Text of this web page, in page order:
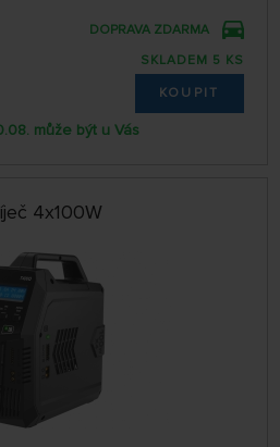
DOPRAVA ZDARMA
SKLADEM 5 KS
KOUPIT
může být u Vás
4x100W